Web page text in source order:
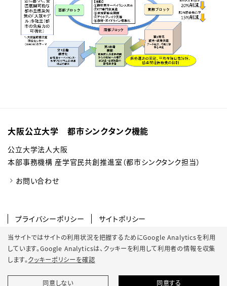
当サイトではサイトの利用状況を把握するためにGoogle Analyticsを利用
しています。Google Analyticsは、 クッキーを利用して利用者の情報を収集
します。クッキーポリシーを確認
同意しない 同意する
大阪公立大学 都市シンクタンク機能
公立大学法人大阪
本部事務機構 産学官民共創推進室（都市シンクタンク担当）
お問い合わせ
プライバシーポリシー
サイトポリシー
ソーシャルメディアポリシー
クッキーポリシー
サイトマップ